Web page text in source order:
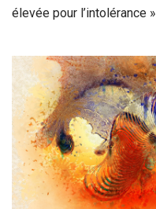
élevée pour l’intolérance »